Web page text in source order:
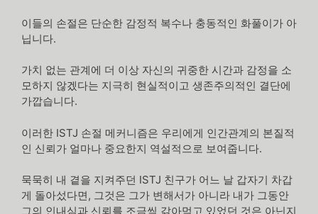
이들의 손절은 단순한 감정적 복수나 충동적인 화풀이가 아
닙니다.
가치 없는 관계에 더 이상 자신의 귀중한 시간과 감정을 소
모하지 않겠다는 지극히 현실적이고 생존주의적인 결단에
가깝습니다.
이러한 ISTJ 손절 메커니즘은 우리에게 인간관계의 본질적
인 신뢰가 얼마나 중요한지 역설적으로 보여줍니다.
묵묵히 내 곁을 지켜주던 ISTJ 친구가 어느 날 갑자기 차갑
게 돌아섰다면, 그것은 그가 변해서가 아니라 내가 그동안
그의 인내심과 신뢰를 조금씩 갉아먹고 있었던 것은 아닌지